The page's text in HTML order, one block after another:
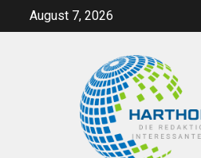
August 7, 2026